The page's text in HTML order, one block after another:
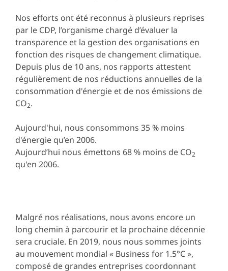
Nos efforts ont été reconnus à plusieurs reprises
par le CDP, l’organisme chargé d’évaluer la
transparence et la gestion des organisations en
fonction des risques de changement climatique.
Depuis plus de 10 ans, nos rapports attestent
régulièrement de nos réductions annuelles de la
consommation d'énergie et de nos émissions de
CO2.
Aujourd'hui, nous consommons 35 % moins
d'énergie qu’en 2006.
Aujourd’hui nous émettons 68 % moins de CO2
qu'en 2006.
Malgré nos réalisations, nous avons encore un
long chemin à parcourir et la prochaine décennie
sera cruciale. En 2019, nous nous sommes joints
au mouvement mondial « Business for 1.5°C »,
composé de grandes entreprises coordonnant